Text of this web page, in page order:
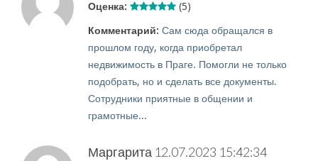
Оценка: (5)
Комментарий: Сам сюда обращался в
прошлом году, когда приобретал
недвижимость в Праге. Помогли не только
подобрать, но и сделать все документы.
Сотрудники приятные в общении и
грамотные...
Маргарита 12.07.2023 15:42:34